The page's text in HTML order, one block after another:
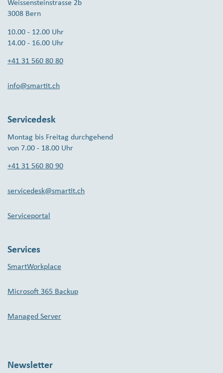
Weissensteinstrasse 2b
3008 Bern
10.00 - 12.00 Uhr
14.00 - 16.00 Uhr
+41 31 560 80 80
info@smartit.ch
Servicedesk
Montag bis Freitag durchgehend
von 7.00 - 18.00 Uhr
+41 31 560 80 90
servicedesk@smartit.ch
Serviceportal
Services
SmartWorkplace
Microsoft 365 Backup
Managed Server
Newsletter